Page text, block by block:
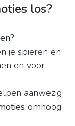
los?
je spieren en
en voor
aanwezig
omhoog